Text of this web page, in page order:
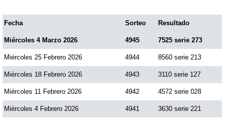
Fecha Sorteo Resultado
Miércoles 4 Marzo 2026 4945 7525 serie 273
Miércoles 25 Febrero 2026 4944 8560 serie 213
Miércoles 18 Febrero 2026 4943 3110 serie 127
Miércoles 11 Febrero 2026 4942 4572 serie 028
Miércoles 4 Febrero 2026 4941 3630 serie 221